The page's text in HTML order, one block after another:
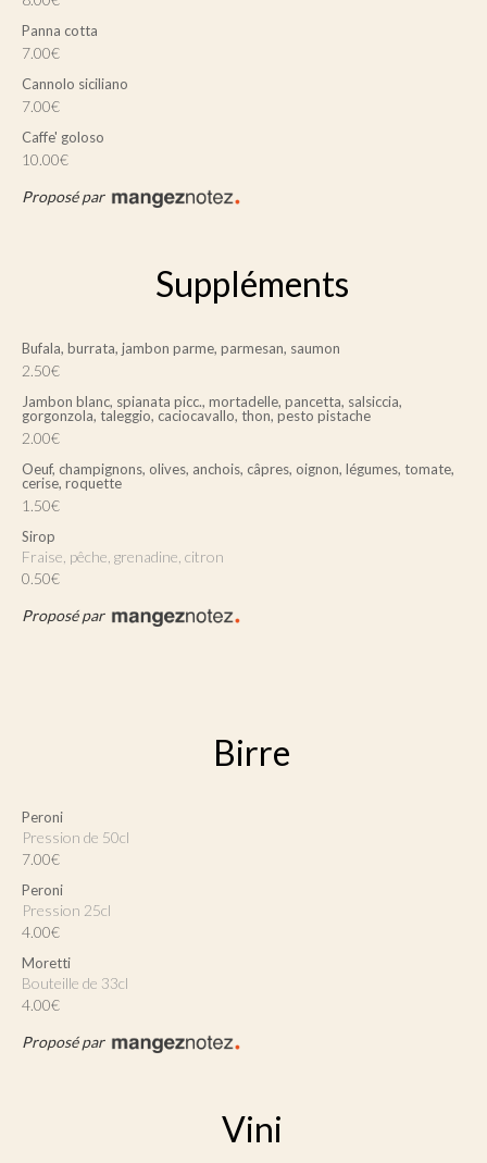
Panna cotta
7.00€
Cannolo siciliano
7.00€
Caffe' goloso
10.00€
Proposé par
Suppléments
Bufala, burrata, jambon parme, parmesan, saumon
2.50€
Jambon blanc, spianata picc., mortadelle, pancetta, salsiccia,
gorgonzola, taleggio, caciocavallo, thon, pesto pistache
2.00€
Oeuf, champignons, olives, anchois, câpres, oignon, légumes, tomate,
cerise, roquette
1.50€
Sirop
Fraise, pêche, grenadine, citron
0.50€
Proposé par
Birre
Peroni
pression de 50cl
7.00€
Peroni
Pression 25cl
4.00€
Moretti
Bouteille de 33cl
4.00€
Proposé par
Vini